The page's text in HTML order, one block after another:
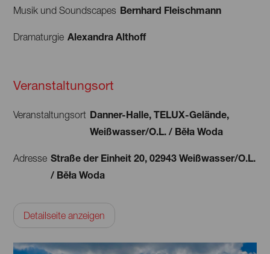
Musik und Soundscapes Bernhard Fleischmann
Dramaturgie Alexandra Althoff
Veranstaltungsort
Veranstaltungsort Danner-Halle, TELUX-Gelände,
Weißwasser/O.L. / Běła Woda
Adresse Straße der Einheit 20, 02943 Weißwasser/O.L.
/ Běła Woda
Detailseite anzeigen